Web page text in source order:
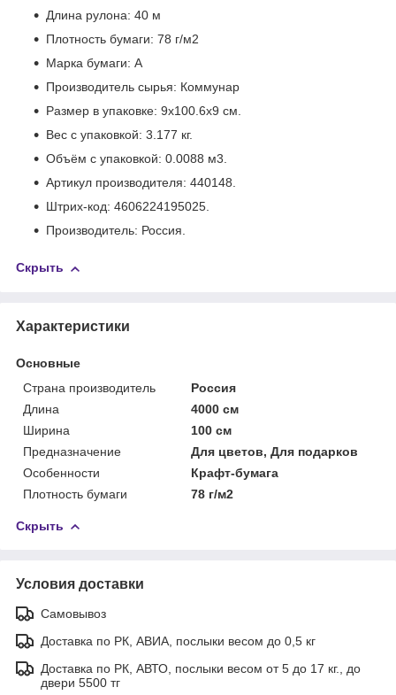
Длина рулона: 40 м
Плотность бумаги: 78 г/м2
Марка бумаги: А
Производитель сырья: Коммунар
Размер в упаковке: 9x100.6x9 см.
Вес с упаковкой: 3.177 кг.
Объём с упаковкой: 0.0088 м3.
Артикул производителя: 440148.
Штрих-код: 4606224195025.
Производитель: Россия.
Скрыть
Характеристики
Основные
Страна производитель
Россия
Длина
4000 см
Ширина
100 см
Предназначение
Для цветов, Для подарков
Особенности
Крафт-бумага
Плотность бумаги
78 г/м2
Скрыть
Условия доставки
Самовывоз
Доставка по РК, АВИА, послыки весом до 0,5 кг
Доставка по РК, АВТО, послыки весом от 5 до 17 кг., до
двери 5500 тг